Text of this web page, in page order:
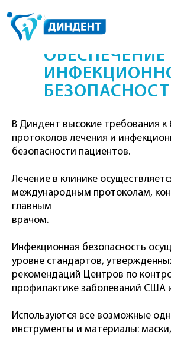
ОБЕСПЕЧЕНИЕ
В Диндент высокие требования к
протоколов лечения и
безопасности пациентов.
Лечение в клинике
международным протоколам,
главным
врачом.
Инфекционная безопасность
уровне стандартов,
рекомендаций Центров по
профилактике заболеваний США
Используются все возможные
инструменты и материалы: